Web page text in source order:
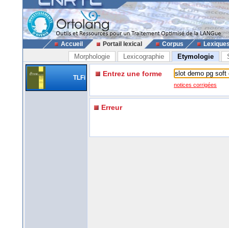
Accueil Portail lexical Corpus
Morphologie Lexicographie Etymologie
TLFi Entrez une forme
notices corrigées
Erreur